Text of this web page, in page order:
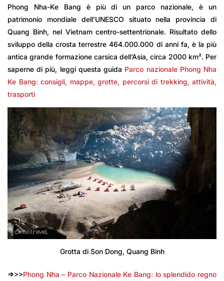
Phong Nha-Ke Bang è più di un parco nazionale, è un
patrimonio mondiale dell’UNESCO situato nella provincia di
Quang Binh, nel Vietnam centro-settentrionale. Risultato dello
sviluppo della crosta terrestre 464.000.000 di anni fa, è la più
antica grande formazione carsica dell’Asia, circa 2000 km². Per
saperne di più, leggi questa guida Parco nazionale Phong Nha
Ke Bang: consigli, mappe, grotte, percorsi di trekking, attività,
trasporti
Grotta di Son Dong, Quang Binh
=>>>Phong Nha – Parco Nazionale Ke Bang: lo splendido regno